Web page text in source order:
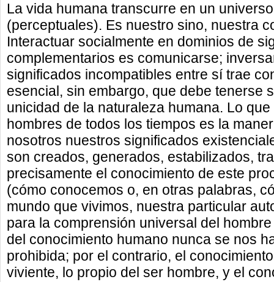
La vida humana transcurre en un
(perceptuales). Es nuestro sino, nuestra
Interactuar socialmente en dominios de
complementarios es comunicarse;
significados incompatibles entre sí trae
esencial, sin embargo, que debe tenerse
unicidad de la naturaleza humana. Lo
hombres de todos los tiempos es la
nosotros nuestros significados
son creados, generados, estabilizados,
precisamente el conocimiento de este
(cómo conocemos o, en otras palabras,
mundo que vivimos, nuestra particular
para la comprensión universal del
del conocimiento humano nunca se nos
prohibida; por el contrario, el
viviente, lo propio del ser hombre, y el